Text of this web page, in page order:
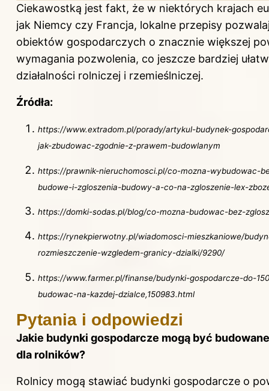
Ciekawostką jest fakt, że w niektórych krajach
jak Niemcy czy Francja, lokalne przepisy
obiektów gospodarczych o znacznie większej
wymagania pozwolenia, co jeszcze bardziej
działalności rolniczej i rzemieślniczej.
Źródła:
https://www.extradom.pl/porady/artykul-budynek-
jak-zbudowac-zgodnie-z-prawem-budowlanym
https://prawnik-nieruchomosci.pl/co-mozna-wybudowac-
budowe-i-zgloszenia-budowy-a-co-na-zgloszenie-lex-
https://domki-sodas.pl/blog/co-mozna-budowac-bez-
https://rynekpierwotny.pl/wiadomosci-mieszkaniowe/
rozmieszczenie-wzgledem-granicy-dzialki/9290/
https://www.farmer.pl/finanse/budynki-gospodarcze-do-
budowac-na-kazdej-dzialce,150983.html
Pytania i odpowiedzi
Jakie budynki gospodarcze mogą być
dla rolników?
Rolnicy mogą stawiać budynki gospodarcze o